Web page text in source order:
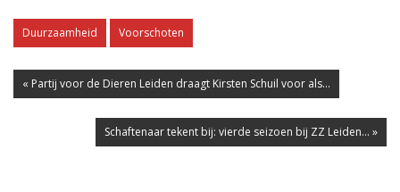
Duurzaamheid Voorschoten
« Partij voor de Dieren Leiden draagt Kirsten Schuil voor als...
Schaftenaar tekent bij: vierde seizoen bij ZZ Leiden... »